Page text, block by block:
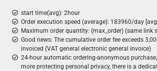
start time(avg): 2hour
Order execution speed (average): 183960/day [avg]
Maximum order quantity: (max_order) (same link
Good news: The cumulative order fee exceeds
invoiced (VAT general electronic general invoice)
24-hour automatic ordering-anonymous
more protecting personal privacy, there is a